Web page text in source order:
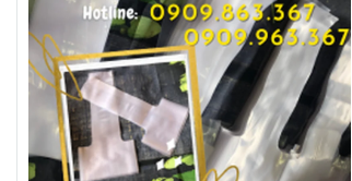
nhưng không phải nơi nào cũng
đảm bảo giá tốt, nguồn hàng ổn
định và chất lượng đồng đều. Nếu
cần một đối tác uy tín chuyên
cung cấp can nhựa giá sỉ, can